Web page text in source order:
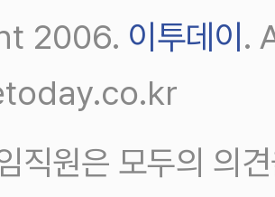
2006. 이투데이 .
직원은 모두의 의